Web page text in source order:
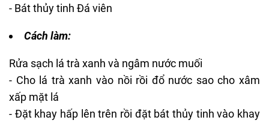
- Bát thủy tinh Đá viên
Cách làm:
Rửa sạch lá trà xanh và ngâm nước muối
- Cho lá trà xanh vào nồi rồi đổ nước sao cho xâm
xấp mặt lá
- Đặt khay hấp lên trên rồi đặt bát thủy tinh vào khay